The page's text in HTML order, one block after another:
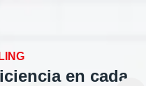
en cada